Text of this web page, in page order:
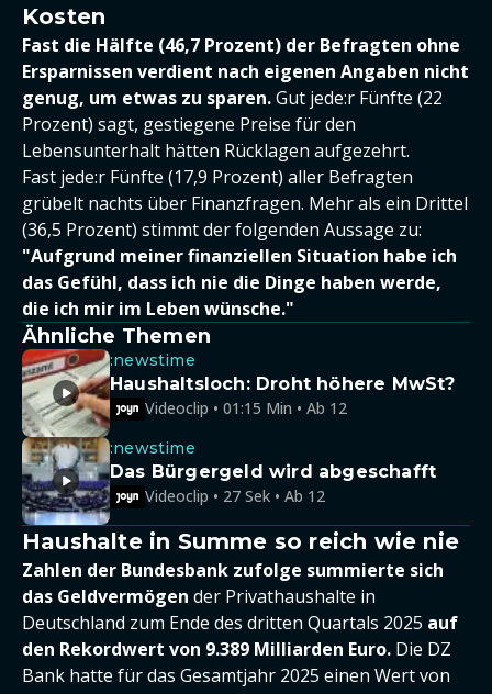
Kosten
Fast die Hälfte (46,7 Prozent) der Befragten ohne
Ersparnissen verdient nach eigenen Angaben nicht
genug, um etwas zu sparen.Gut jede:r Fünfte (22
Prozent) sagt, gestiegene Preise für den
Lebensunterhalt hätten Rücklagen aufgezehrt.
Fast jede:r Fünfte (17,9 Prozent) aller Befragten
grübelt nachts über Finanzfragen. Mehr als ein Drittel
(36,5 Prozent) stimmt der folgenden Aussage zu:
"Aufgrund meiner finanziellen Situation habe ich
das Gefühl, dass ich nie die Dinge haben werde,
die ich mir im Leben wünsche."
Ähnliche Themen
:newstime
Haushaltsloch: Droht höhere MwSt?
Videoclip • 01:15 Min • Ab 12
:newstime
Das Bürgergeld wird abgeschafft
Videoclip • 27 Sek • Ab 12
Haushalte in Summe so reich wie nie
Zahlen der Bundesbank zufolge summierte sich
das Geldvermögen der Privathaushalte in
Deutschland zum Ende des dritten Quartals 2025 auf
den Rekordwert von 9.389 Milliarden Euro. Die DZ
Bank hatte für das Gesamtjahr 2025 einen Wert von